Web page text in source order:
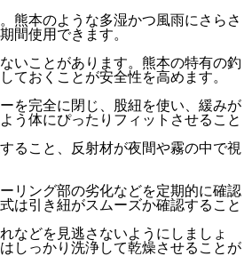
熊本のような多湿かつ風雨にさらさ
間使用できます。
いことがあります。熊本の特有の釣
ておくことが安全性を高めます。
を完全に閉じ、股紐を使い、緩みが
う体にぴったりフィットさせること
ること、反射材が夜間や霧の中で視
リング部の劣化などを定期的に確認
は引き紐がスムーズか確認すること
などを見逃さないようにしましょ
しっかり洗浄して乾燥させることが